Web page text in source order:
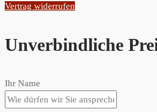
Vertrag widerrufen
Unverbindliche
Ihr Name